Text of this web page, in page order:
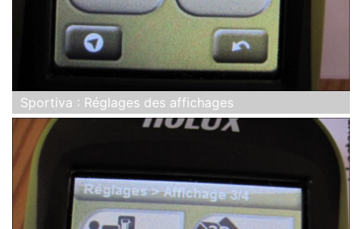
Sportiva : Réglages des affichages